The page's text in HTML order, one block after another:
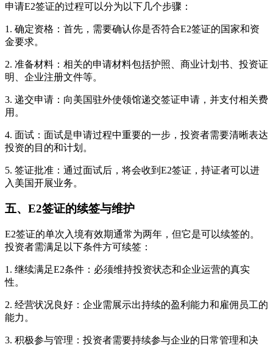
申请E2签证的过程可以分为以下几个步骤：
1. 确定资格：首先，需要确认你是否符合E2签证的国家和资
金要求。
2. 准备材料：相关的申请材料包括护照、商业计划书、投资证
明、企业注册文件等。
3. 递交申请：向美国驻外使领馆递交签证申请，并支付相关费
用。
4. 面试：面试是申请过程中重要的一步，投资者需要清晰表达
投资的目的和计划。
5. 签证批准：通过面试后，将会收到E2签证，持证者可以进
入美国开展业务。
五、E2签证的续签与维护
E2签证的单次入境有效期通常为两年，但它是可以续签的。
投资者需满足以下条件方可续签：
1. 继续满足E2条件：必须维持投资状态和企业运营的真实
性。
2. 经营状况良好：企业需展示出持续的盈利能力和雇佣员工的
能力。
3. 积极参与管理：投资者需要持续参与企业的日常管理和决